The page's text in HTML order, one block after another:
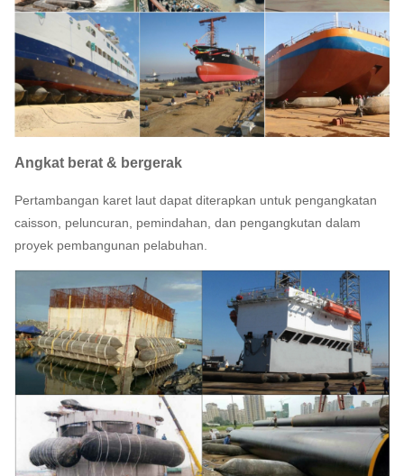
Angkat berat & bergerak
Pertambangan karet laut dapat diterapkan untuk pengangkatan
caisson, peluncuran, pemindahan, dan pengangkutan dalam
proyek pembangunan pelabuhan.